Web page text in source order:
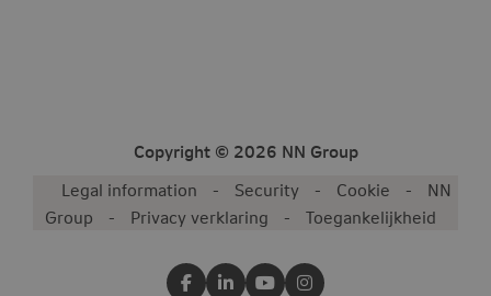
Copyright © 2026 NN Group
Legal information Security Cookie
NN
Group
Privacy verklaring Toegankelijkheid